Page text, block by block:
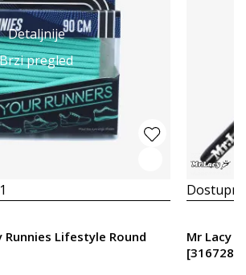
Detaljnije
Brzi pregled
1
Runnies Lifestyle Round
Mr Lacy
[316728_